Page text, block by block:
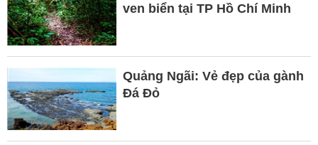
ven biển tại TP Hồ Chí Minh
Quảng Ngãi: Vẻ đẹp của gành
Đá Đỏ